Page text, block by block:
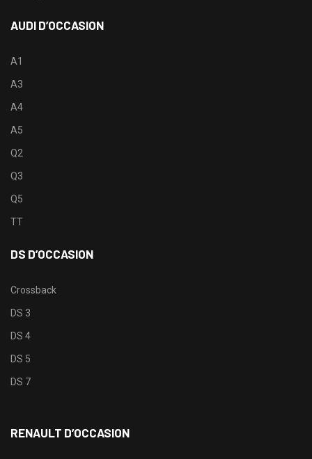
AUDI D’OCCASION
A1
A3
A4
A5
Q2
Q3
Q5
TT
DS D’OCCASION
Crossback
DS 3
DS 4
DS 5
DS 7
RENAULT D’OCCASION